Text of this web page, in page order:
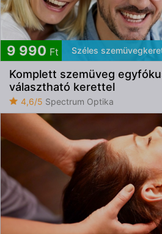
9 990 Ft Széles
Komplett szemüveg
választható kerettel
4,6/5 Spectrum Optika